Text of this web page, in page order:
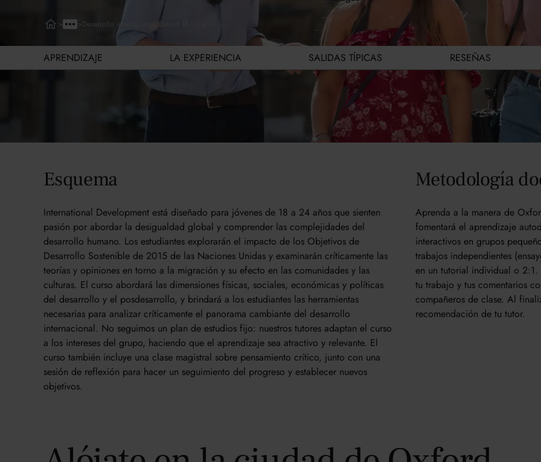
Desarrollo internacional Oxford 18-24 años
APRENDIZAJE LA EXPERIENCIA SALIDAS TÍPICAS RESEÑAS
Aprendizaje
Esquema
International Development está diseñado para jóvenes de 18 a 24 años que sienten
pasión por abordar la desigualdad global y comprender las complejidades del
desarrollo humano. Los estudiantes explorarán el impacto de los Objetivos de
Desarrollo Sostenible de 2015 de las Naciones Unidas y examinarán críticamente las
teorías y opiniones en torno a la migración y su efecto en las comunidades y las
culturas. El curso abordará las dimensiones físicas, sociales, económicas y políticas
del desarrollo y el posdesarrollo, y brindará a los estudiantes las herramientas
necesarias para analizar críticamente el panorama cambiante del desarrollo
internacional. No seguimos un plan de estudios fijo: nuestros tutores adaptan el curso
a los intereses del grupo, haciendo que el aprendizaje sea atractivo y relevante. El
curso también incluye una clase magistral sobre pensamiento crítico, junto con una
sesión de reflexión para hacer un seguimiento del progreso y establecer nuevos
objetivos.
Metodología
Aprenda a la manera de
fomentará el aprendizaje
interactivos en grupos
trabajos independientes
en un tutorial individual o
tu trabajo y tus comentarios
compañeros de clase. Al
recomendación de tu tutor.